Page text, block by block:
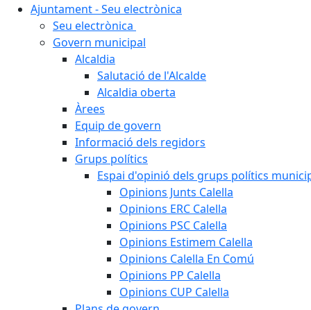
Ajuntament - Seu electrònica
Seu electrònica
Govern municipal
Alcaldia
Salutació de l'Alcalde
Alcaldia oberta
Àrees
Equip de govern
Informació dels regidors
Grups polítics
Espai d'opinió dels grups polítics
Opinions Junts Calella
Opinions ERC Calella
Opinions PSC Calella
Opinions Estimem Calella
Opinions Calella En Comú
Opinions PP Calella
Opinions CUP Calella